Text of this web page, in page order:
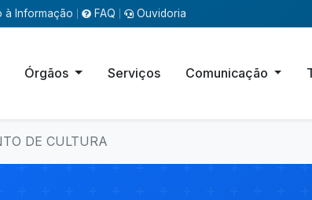
à Informação FAQ Ouvidoria
Órgãos Serviços Comunicação
DE CULTURA